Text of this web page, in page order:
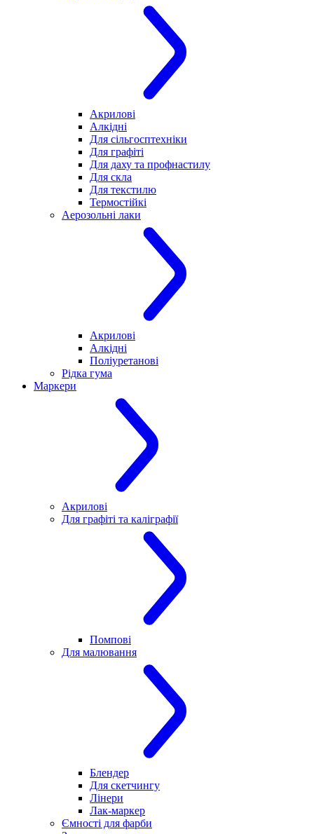
Акрилові
Алкідні
Для cільгосптехніки
Для графіті
Для даху та профнастилу
Для скла
Для текстилю
Термостійкі
Аерозольні лаки
Акрилові
Алкідні
Поліуретанові
Рідка гума
Маркери
Акрилові
Для графіті та каліграфії
Помпові
Для малювання
Блендер
Для скетчингу
Лінери
Лак-маркер
Ємності для фарби